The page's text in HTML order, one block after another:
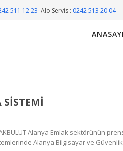
511 12 23 Alo Servis : 0242 513 20 04
SISTEMI
Alanya Emlak sektörünün
Alanya Bilgisayar ve